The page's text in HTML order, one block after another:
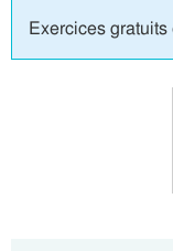
Exercices